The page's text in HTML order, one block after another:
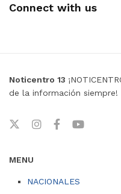
Connect with us
Noticentro 13
de la información siempre!
MENU
NACIONALES